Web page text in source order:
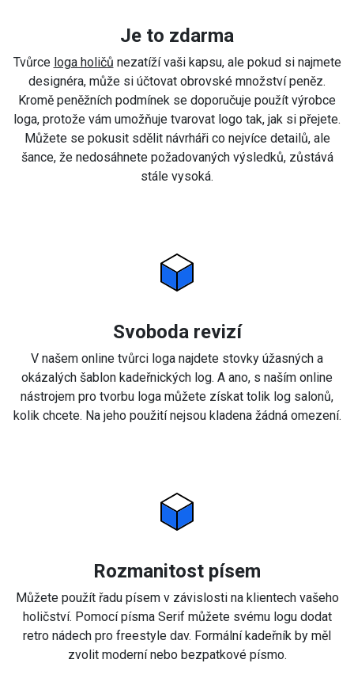
Je to zdarma
Tvůrce loga holičů nezatíží vaši kapsu, ale pokud si najmete
designéra, může si účtovat obrovské množství peněz.
Kromě peněžních podmínek se doporučuje použít výrobce
loga, protože vám umožňuje tvarovat logo tak, jak si přejete.
Můžete se pokusit sdělit návrháři co nejvíce detailů, ale
šance, že nedosáhnete požadovaných výsledků, zůstává
stále vysoká.
Svoboda revizí
V našem online tvůrci loga najdete stovky úžasných a
okázalých šablon kadeřnických log. A ano, s naším online
nástrojem pro tvorbu loga můžete získat tolik log salonů,
kolik chcete. Na jeho použití nejsou kladena žádná omezení.
Rozmanitost písem
Můžete použít řadu písem v závislosti na klientech vašeho
holičství. Pomocí písma Serif můžete svému logu dodat
retro nádech pro freestyle dav. Formální kadeřník by měl
zvolit moderní nebo bezpatkové písmo.